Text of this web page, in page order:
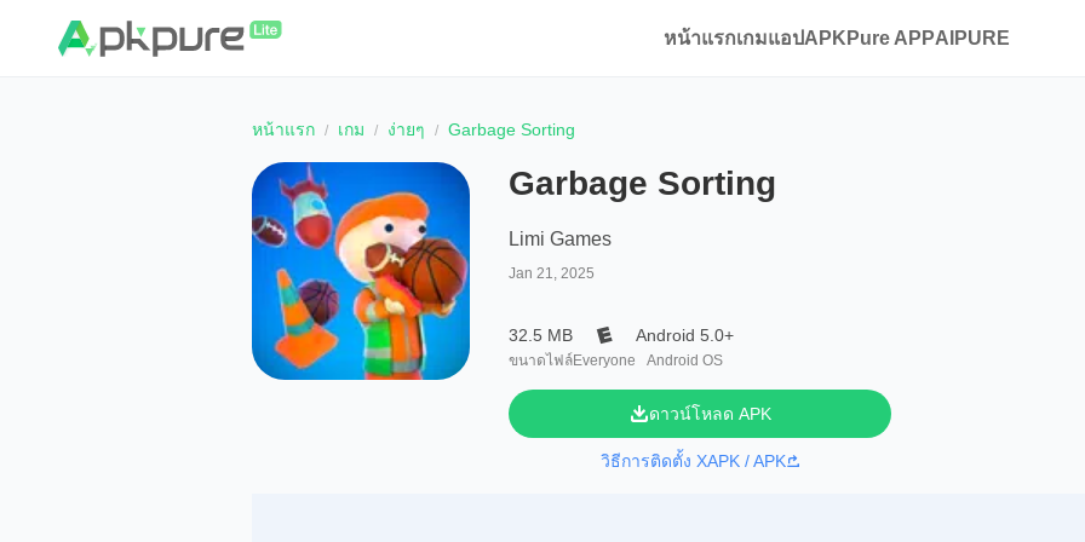
หน้าแรกเกมแอปAPKPure APPAIPURE
หน้าแรก เกม ง่ายๆ Garbage Sorting
Garbage Sorting
Limi Games
Jan 21, 2025
32.5 MB
ขนาดไฟล์Everyone
Android 5.0+
Android OS
ดาวน์โหลด APK
วิธีการติดตั้ง XAPK / APK